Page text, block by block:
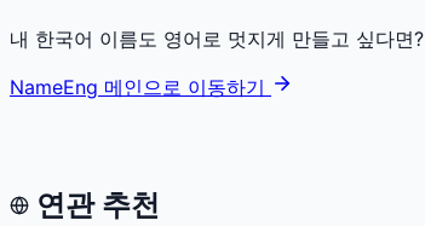
내 한국어 이름도 영어로 멋지게 만들고 싶다면?
NameEng 메인으로 이동하기
연관 추천